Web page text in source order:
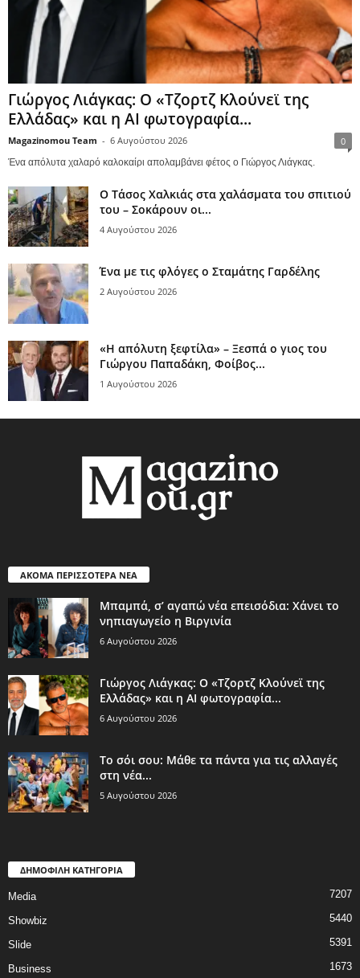
Γιώργος Λιάγκας: Ο «Τζορτζ Κλούνεϊ της
Ελλάδας» και η AI φωτογραφία...
Magazinomou Team - 6 Αυγούστου 2026 0
Ένα απόλυτα χαλαρό καλοκαίρι απολαμβάνει φέτος ο Γιώργος Λιάγκας.
Ο Τάσος Χαλκιάς στα χαλάσματα του σπιτιού
του – Σοκάρουν οι...
4 Αυγούστου 2026
Ένα με τις φλόγες ο Σταμάτης Γαρδέλης
2 Αυγούστου 2026
«Η απόλυτη ξεφτίλα» – Ξεσπά ο γιος του
Γιώργου Παπαδάκη, Φοίβος...
1 Αυγούστου 2026
ΑΚΟΜΑ ΠΕΡΙΣΣΟΤΕΡΑ ΝΕΑ
Μπαμπά, σ’ αγαπώ νέα επεισόδια: Χάνει το
νηπιαγωγείο η Βιργινία
6 Αυγούστου 2026
Γιώργος Λιάγκας: Ο «Τζορτζ Κλούνεϊ της
Ελλάδας» και η AI φωτογραφία...
6 Αυγούστου 2026
Το σόι σου: Μάθε τα πάντα για τις αλλαγές
στη νέα...
5 Αυγούστου 2026
ΔΗΜΟΦΙΛΗ ΚΑΤΗΓΟΡΙΑ
Media 7207
Showbiz 5440
Slide 5391
Business 1673